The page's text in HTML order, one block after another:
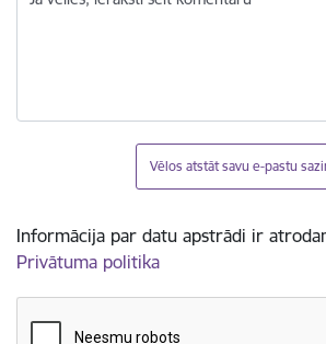
Vēlos atstāt savu e-pastu
Informācija par datu apstrādi ir
Privātuma politika